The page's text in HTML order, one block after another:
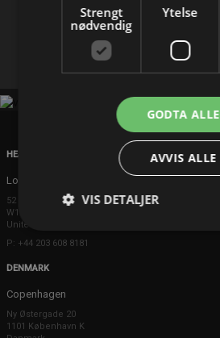
Facebook X
HEAD OFFICE
London
52 Brook Street
W1K 5DS London
United Kingdom
P: +44 203 608 8181
DENMARK
Copenhagen
Ny Østergade 20
1101 København K
Strengt
nødvendig
Ytelse
GODTA ALLE
AVVIS ALLE
VIS DETALJER